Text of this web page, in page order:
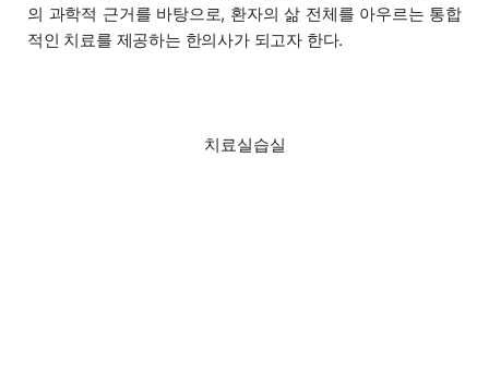
의 과학적 근거를 바탕으로, 환자의 삶 전체를 아우르는 통합
적인 치료를 제공하는 한의사가 되고자 한다.
치료실습실